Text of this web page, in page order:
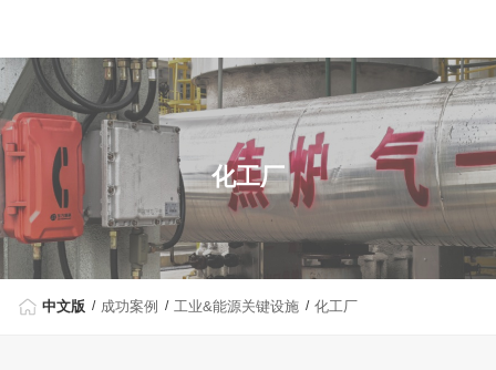
化工厂
中文版 成功案例 工业&能源关键设施 化工厂